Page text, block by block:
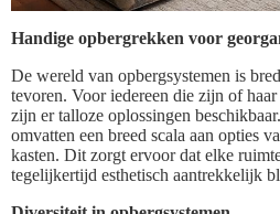
Handige opbergrekken voor
De wereld van opbergsystemen is
tevoren. Voor iedereen die zijn of
zijn er talloze oplossingen beschikbaar.
omvatten een breed scala aan opties
kasten. Dit zorgt ervoor dat elke
tegelijkertijd esthetisch aantrekkelijk